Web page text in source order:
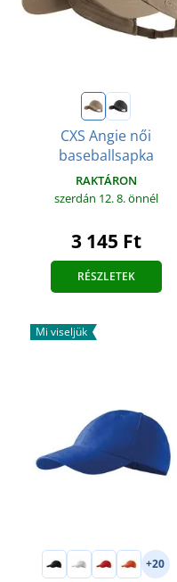
CXS Angie női
baseballsapka
RAKTÁRON
szerdán 12. 8.önnél
3 145 Ft
RÉSZLETEK
Mi viseljük
+20